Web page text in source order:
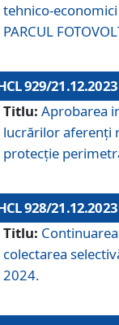
tehnico-economici
PARCUL
929/21.12.2023
Titlu: Aprobarea
lucrărilor aferenți
protecție
928/21.12.2023
Titlu:
colectarea
2024.